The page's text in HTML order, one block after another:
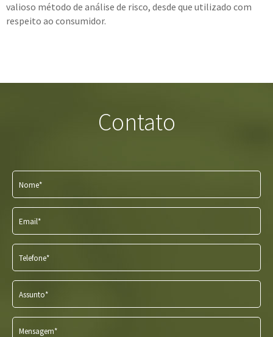
valioso método de análise de risco, desde que utilizado com
respeito ao consumidor.
Contato
Nome*
Email*
Telefone*
Assunto*
Mensagem*